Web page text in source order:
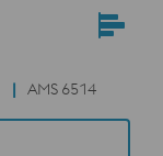
AMS 6514